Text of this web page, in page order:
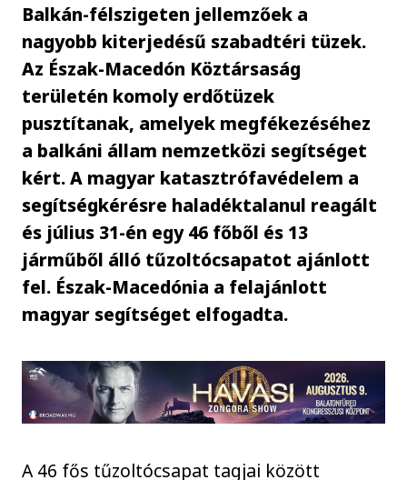
Balkán-félszigeten jellemzőek a
nagyobb kiterjedésű szabadtéri tüzek.
Az Észak-Macedón Köztársaság
területén komoly erdőtüzek
pusztítanak, amelyek megfékezéséhez
a balkáni állam nemzetközi segítséget
kért. A magyar katasztrófavédelem a
segítségkérésre haladéktalanul reagált
és július 31-én egy 46 főből és 13
járműből álló tűzoltócsapatot ajánlott
fel. Észak-Macedónia a felajánlott
magyar segítséget elfogadta.
A 46 fős tűzoltócsapat tagjai között